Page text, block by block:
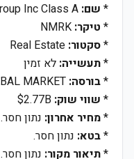
* שם:
* טיקר:
*סקטור:
*תעשייה: לא זמין
*בורסה:
* שווי שוק:
*מחיר אחרון: נתון חסר.
*בטא: נתון חסר.
*תיאור מקור: נתון חסר.